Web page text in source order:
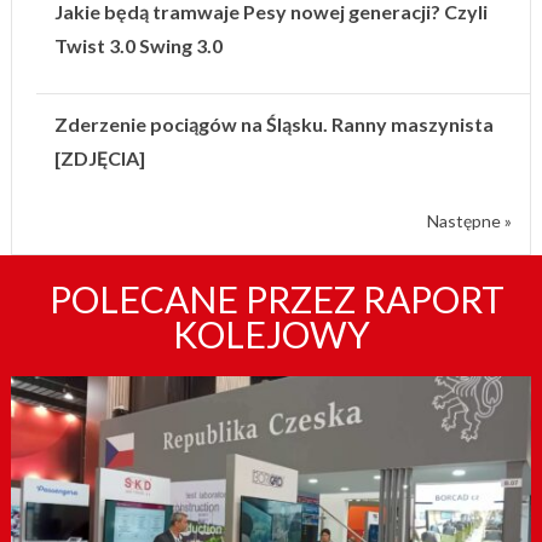
Jakie będą tramwaje Pesy nowej generacji? Czyli
Twist 3.0 Swing 3.0
Zderzenie pociągów na Śląsku. Ranny maszynista
[ZDJĘCIA]
Następne »
POLECANE PRZEZ RAPORT
KOLEJOWY